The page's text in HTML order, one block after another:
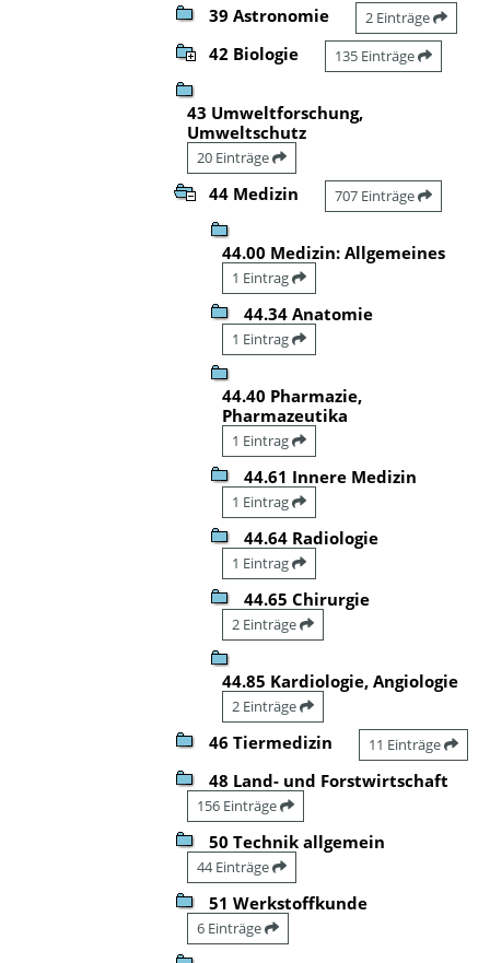
39 Astronomie 2 Einträge
42 Biologie 135 Einträge
43 Umweltforschung,
Umweltschutz
20 Einträge
44 Medizin 707 Einträge
44.00 Medizin: Allgemeines
1 Eintrag
44.34 Anatomie
1 Eintrag
44.40 Pharmazie,
Pharmazeutika
1 Eintrag
44.61 Innere Medizin
1 Eintrag
44.64 Radiologie
1 Eintrag
44.65 Chirurgie
2 Einträge
44.85 Kardiologie, Angiologie
2 Einträge
46 Tiermedizin 11 Einträge
48 Land- und Forstwirtschaft
156 Einträge
50 Technik allgemein
44 Einträge
51 Werkstoffkunde
6 Einträge